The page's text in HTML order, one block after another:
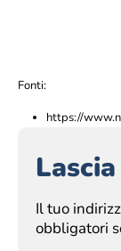
Fonti:
https://
Il tuo
obbligatori